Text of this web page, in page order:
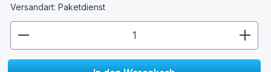
Versandart: Paketdienst